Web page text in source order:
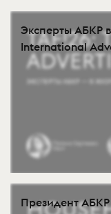
Эксперты АБКР
International
Президент